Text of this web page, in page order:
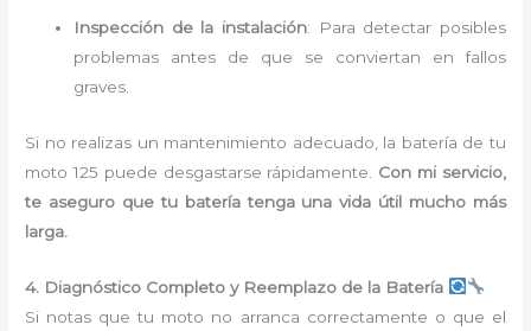
Inspección de la instalación: Para detectar posibles
problemas antes de que se conviertan en fallos
graves.
Si no realizas un mantenimiento adecuado, la batería de tu
moto 125 puede desgastarse rápidamente. Con mi servicio,
te aseguro que tu batería tenga una vida útil mucho más
larga.
4. Diagnóstico Completo y Reemplazo de la Batería
Si notas que tu moto no arranca correctamente o que el